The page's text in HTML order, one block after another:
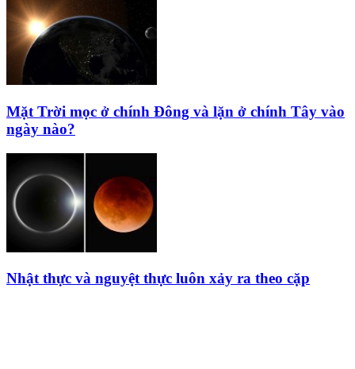
Mặt Trời mọc ở chính Đông và lặn ở chính Tây vào
ngày nào?
Nhật thực và nguyệt thực luôn xảy ra theo cặp